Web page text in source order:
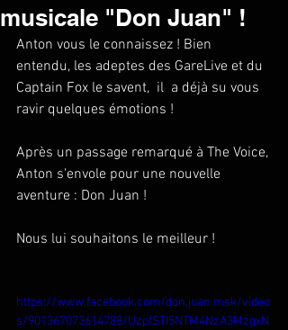
musicale "Don Juan" !
Anton vous le connaissez ! Bien
entendu, les adeptes des GareLive et du
Captain Fox le savent,  il  a déjà su vous
ravir quelques émotions !
Après un passage remarqué à The Voice,
Anton s'envole pour une nouvelle
aventure : Don Juan !
Nous lui souhaitons le meilleur !
https://www.facebook.com/don.juan.msk/video
s/901367073614788/UzpfSTI5NTM4NzA3MzgxN